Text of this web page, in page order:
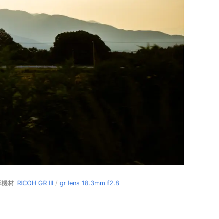
機材 RICOH GR III / gr lens 18.3mm f2.8